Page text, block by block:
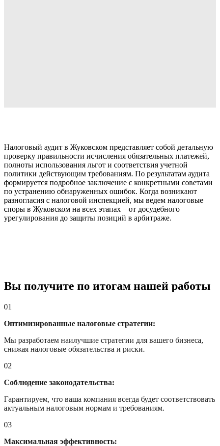
Налоговый аудит в Жуковском представляет собой детальную
проверку правильности исчисления обязательных платежей,
полноты использования льгот и соответствия учетной
политики действующим требованиям. По результатам аудита
формируется подробное заключение с конкретными советами
по устранению обнаруженных ошибок. Когда возникают
разногласия с налоговой инспекцией, мы ведем налоговые
споры в Жуковском на всех этапах – от досудебного
урегулирования до защиты позиций в арбитраже.
Вы получите по итогам нашей работы
01
Оптимизированные налоговые стратегии:
Мы разработаем наилучшие стратегии для вашего бизнеса,
снижая налоговые обязательства и риски.
02
Соблюдение законодательства:
Гарантируем, что ваша компания всегда будет соответствовать
актуальным налоговым нормам и требованиям.
03
Максимальная эффективность: